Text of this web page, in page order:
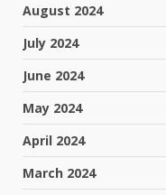
August 2024
July 2024
June 2024
May 2024
April 2024
March 2024